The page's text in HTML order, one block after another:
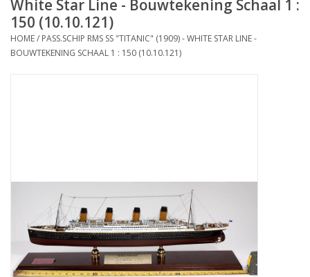
Scenery
Nieuwe tekeningen
NIEUWE TIJDSCHRIFTEN
ABONNEMENT DE
White Star Line - Bouwtekening Schaal 1 :
150 (10.10.121)
HOME/ PASS.SCHIP RMS SS "TITANIC" (1909) - WHITE STAR LINE -
BOUWTEKENING SCHAAL 1 : 150 (10.10.121)